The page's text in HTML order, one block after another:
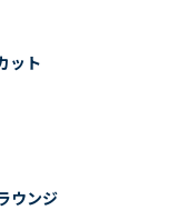
ット
ウンジ